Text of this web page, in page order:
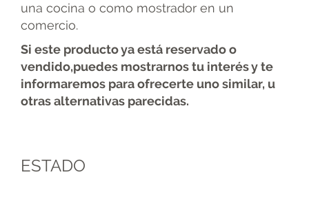
una cocina o como mostrador en un
comercio.
Si este producto ya está reservado o
vendido,puedes mostrarnos tu interés y te
informaremos para ofrecerte uno similar, u
otras alternativas parecidas.
ESTADO